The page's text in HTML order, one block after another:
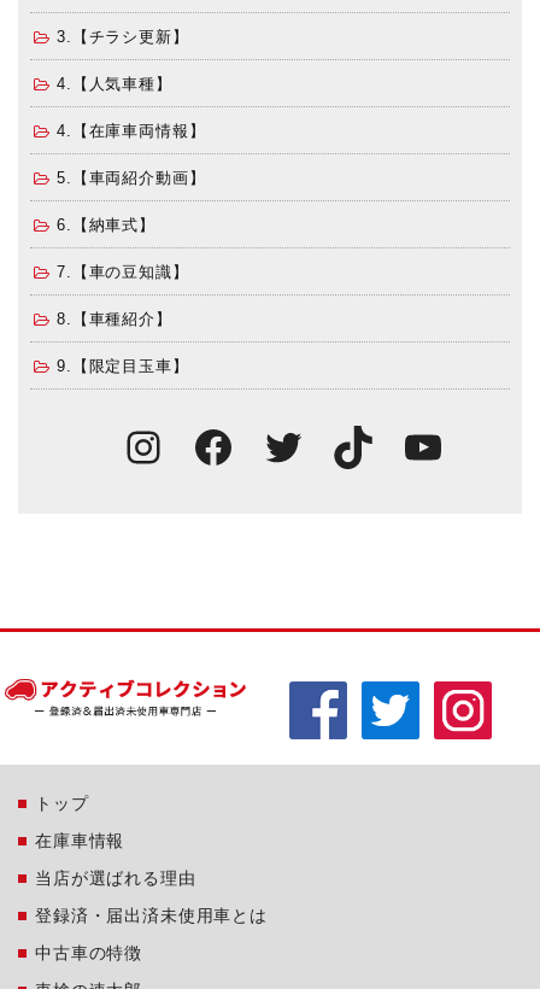
3.【チラシ更新】
4.【人気車種】
4.【在庫車両情報】
5.【車両紹介動画】
6.【納車式】
7.【車の豆知識】
8.【車種紹介】
9.【限定目玉車】
Instagram
Facebook
TwitterTikTok
トップ
在庫車情報
当店が選ばれる理由
登録済・届出済未使用車とは
中古車の特徴